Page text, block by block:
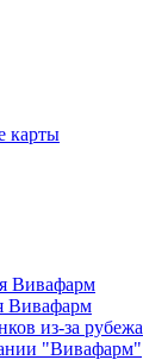
карты
Вивафарм
Вивафарм
из-за рубежа
"Вивафарм"